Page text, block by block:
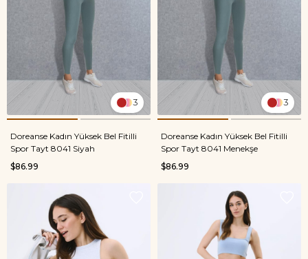
3
Doreanse Kadın Yüksek Bel Fitilli
Spor Tayt 8041 Siyah
$86.99
3
Doreanse Kadın Yüksek Bel Fitilli
Spor Tayt 8041 Menekşe
$86.99